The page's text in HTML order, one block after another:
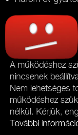
A működéshez
nincsenek
Nem lehetséges
működéshez
nélkül. Kérjük,
További